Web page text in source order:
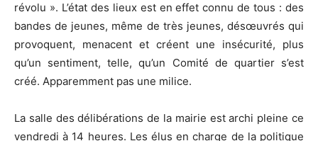
révolu ». L’état des lieux est en effet connu de tous : des
bandes de jeunes, même de très jeunes, désœuvrés qui
provoquent, menacent et créent une insécurité, plus
qu’un sentiment, telle, qu’un Comité de quartier s’est
créé. Apparemment pas une milice.
La salle des délibérations de la mairie est archi pleine ce
vendredi à 14 heures. Les élus en charge de la politique